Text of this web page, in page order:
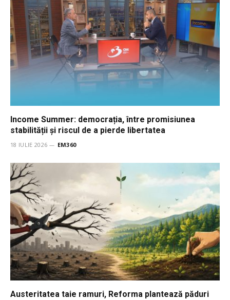
Income Summer: democrația, între promisiunea
stabilității și riscul de a pierde libertatea
18 IULIE 2026 EM360
Austeritatea taie ramuri, Reforma plantează păduri